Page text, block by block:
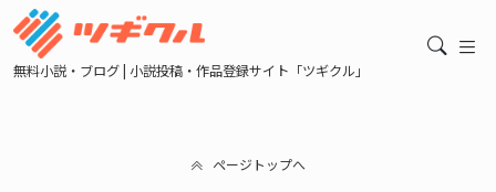
無料小説・ブログ | 小説投稿・作品登録サイト「ツギクル」
ページトップへ